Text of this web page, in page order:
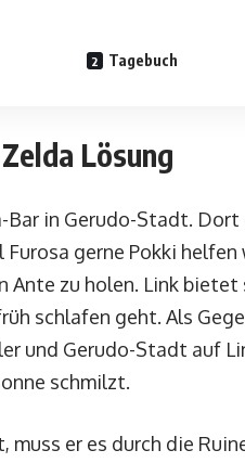
Tagebuch
Lösung
in Gerudo-Stadt.
gerne Pokki
Ante zu holen. Link
schlafen geht. Als
und Gerudo-Stadt auf
schmilzt.
er es durch die